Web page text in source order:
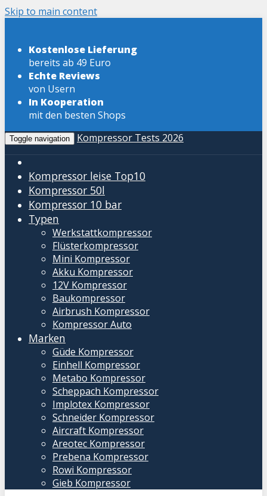
Skip to main content
Kostenlose Lieferung
bereits ab 49 Euro
Echte Reviews
von Usern
In Kooperation
mit den besten Shops
Toggle navigation Kompressor Tests 2026
Kompressor leise Top10
Kompressor 50l
Kompressor 10 bar
Typen
Werkstattkompressor
Flüsterkompressor
Mini Kompressor
Akku Kompressor
12V Kompressor
Baukompressor
Airbrush Kompressor
Kompressor Auto
Marken
Güde Kompressor
Einhell Kompressor
Metabo Kompressor
Scheppach Kompressor
Implotex Kompressor
Schneider Kompressor
Aircraft Kompressor
Areotec Kompressor
Prebena Kompressor
Rowi Kompressor
Gieb Kompressor